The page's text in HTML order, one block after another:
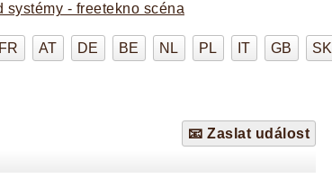
systémy - freetekno scéna
FR AT DE BE NL PL IT GB SK
📧 Zaslat událost